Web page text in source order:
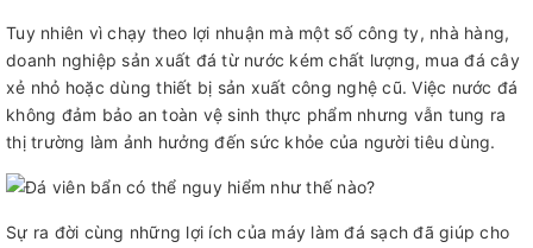
Tuy nhiên vì chạy theo lợi nhuận mà một số công ty, nhà hàng,
doanh nghiệp sản xuất đá từ nước kém chất lượng, mua đá cây
xẻ nhỏ hoặc dùng thiết bị sản xuất công nghệ cũ. Việc nước đá
không đảm bảo an toàn vệ sinh thực phẩm nhưng vẫn tung ra
thị trường làm ảnh hưởng đến sức khỏe của người tiêu dùng.
Sự ra đời cùng những lợi ích của máy làm đá sạch đã giúp cho